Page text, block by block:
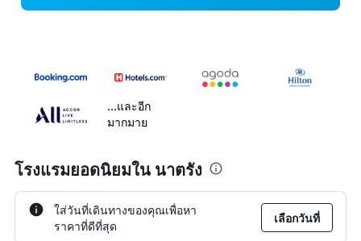
...และอีก
มากมาย
โรงแรมยอดนิยมใน นาตรัง
ใส่วันที่เดินทางของคุณเพื่อหา
ราคาที่ดีที่สุด
เลือกวันที่